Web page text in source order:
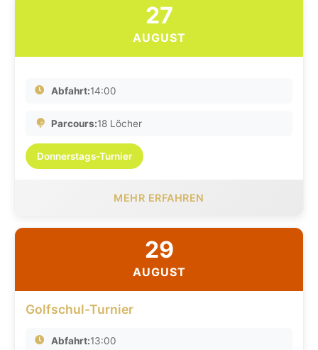
27
AUGUST
Abfahrt:14:00
Parcours:18 Löcher
Donnerstags-Turnier
MEHR ERFAHREN
29
AUGUST
Golfschul-Turnier
Abfahrt:13:00